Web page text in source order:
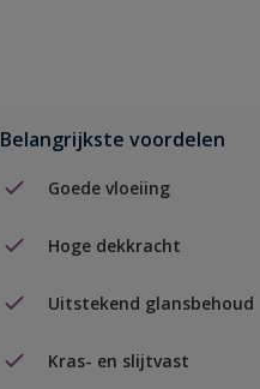
Belangrijkste voordelen
Goede vloeiing
Hoge dekkracht
Uitstekend glansbehoud
Kras- en slijtvast